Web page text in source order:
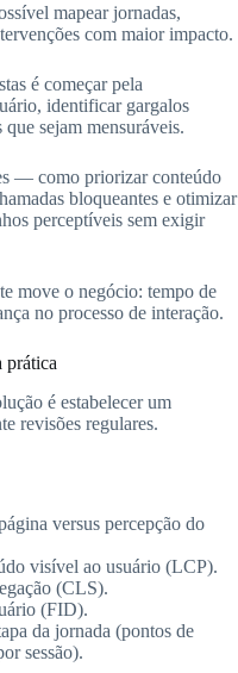
mapear jornadas,
com maior impacto.
é começar pela
identificar gargalos
sejam mensuráveis.
— como priorizar conteúdo
bloqueantes e otimizar
perceptíveis sem exigir
move o negócio: tempo de
no processo de interação.
prática
é estabelecer um
revisões regulares.
versus percepção do
visível ao usuário (LCP).
(CLS).
(FID).
da jornada (pontos de
sessão).